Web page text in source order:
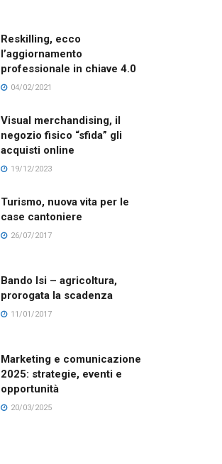
Reskilling, ecco
l’aggiornamento
professionale in chiave 4.0
04/02/2021
Visual merchandising, il
negozio fisico “sfida” gli
acquisti online
19/12/2023
Turismo, nuova vita per le
case cantoniere
26/07/2017
Bando Isi – agricoltura,
prorogata la scadenza
11/01/2017
Marketing e comunicazione
2025: strategie, eventi e
opportunità
20/03/2025